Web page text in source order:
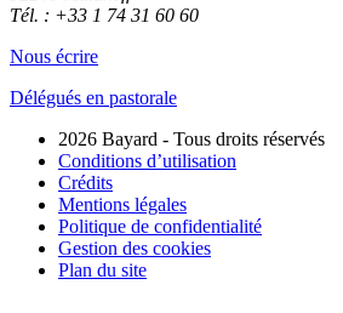
Tél. : +33 1 74 31 60 60
Nous écrire
Délégués en pastorale
2026 Bayard - Tous droits réservés
Conditions d’utilisation
Crédits
Mentions légales
Politique de confidentialité
Gestion des cookies
Plan du site